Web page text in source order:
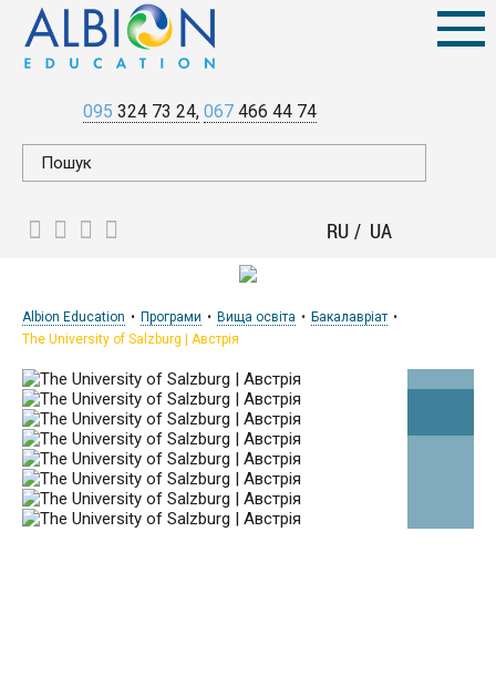
095 324 73 24 067 466 44 74
RU UA
Albion Education Програми Вища освіта
Бакалавріат
The University of Salzburg | Австрія